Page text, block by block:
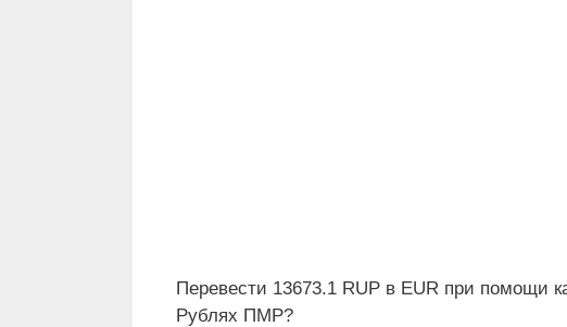
Перевести 13673.1 RUP в EUR при помощи
Рублях ПМР?